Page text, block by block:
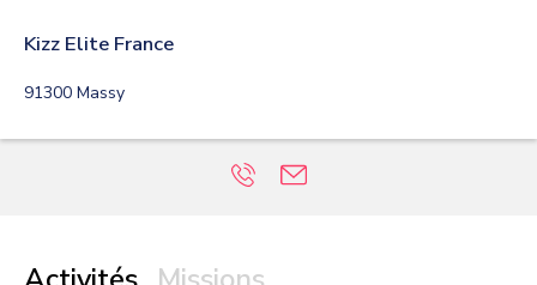
Kizz Elite France
91300 Massy